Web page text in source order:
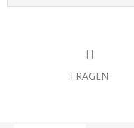
FRAGEN